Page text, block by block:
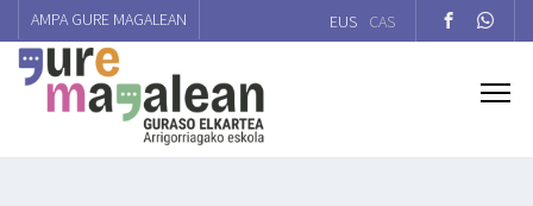
AMPA GURE MAGALEAN EUS CAS